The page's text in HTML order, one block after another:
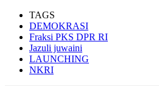
TAGS
DEMOKRASI
Fraksi PKS DPR RI
Jazuli juwaini
LAUNCHING
NKRI